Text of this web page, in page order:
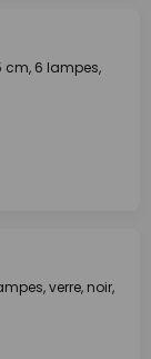
cm, 6 lampes,
verre, noir,